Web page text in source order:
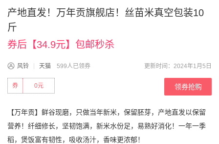
产地直发！万年贡旗舰店！丝苗米真空包装10
斤
券后【34.9元】包邮秒杀
风铃 天猫 599人已领券 更新时间：2024年1月5日
0元
券 领券抢购
【万年贡】鲜谷现磨，只做当年新米，保留胚芽，产地直发以保留
营养！纤细修长，坚韧饱满，新米水份足，易熟好消化！一年一季
稻，煲饭富有韧性，吸收汤汁，香味更浓郁！